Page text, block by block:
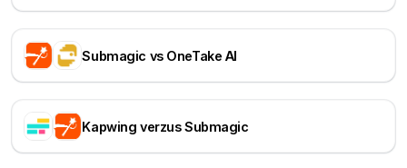
Submagic vs OneTake AI
Kapwing verzus Submagic